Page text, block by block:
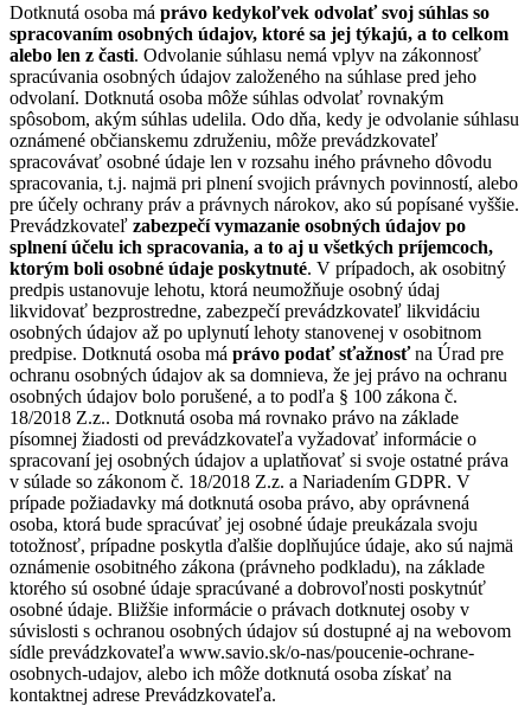
Dotknutá osoba má právo kedykoľvek odvolať svoj súhlas so
spracovaním osobných údajov, ktoré sa jej týkajú, a to celkom
alebo len z časti. Odvolanie súhlasu nemá vplyv na zákonnosť
spracúvania osobných údajov založeného na súhlase pred jeho
odvolaní. Dotknutá osoba môže súhlas odvolať rovnakým
spôsobom, akým súhlas udelila. Odo dňa, kedy je odvolanie súhlasu
oznámené občianskemu združeniu, môže prevádzkovateľ
spracovávať osobné údaje len v rozsahu iného právneho dôvodu
spracovania, t.j. najmä pri plnení svojich právnych povinností, alebo
pre účely ochrany práv a právnych nárokov, ako sú popísané vyššie.
Prevádzkovateľ zabezpečí vymazanie osobných údajov po
splnení účelu ich spracovania, a to aj u všetkých príjemcoch,
ktorým boli osobné údaje poskytnuté. V prípadoch, ak osobitný
predpis ustanovuje lehotu, ktorá neumožňuje osobný údaj
likvidovať bezprostredne, zabezpečí prevádzkovateľ likvidáciu
osobných údajov až po uplynutí lehoty stanovenej v osobitnom
predpise. Dotknutá osoba má právo podať sťažnosťna Úrad pre
ochranu osobných údajov ak sa domnieva, že jej právo na ochranu
osobných údajov bolo porušené, a to podľa § 100 zákona č.
18/2018 Z.z.. Dotknutá osoba má rovnako právo na základe
písomnej žiadosti od prevádzkovateľa vyžadovať informácie o
spracovaní jej osobných údajov a uplatňovať si svoje ostatné práva
v súlade so zákonom č. 18/2018 Z.z. a Nariadením GDPR. V
prípade požiadavky má dotknutá osoba právo, aby oprávnená
osoba, ktorá bude spracúvať jej osobné údaje preukázala svoju
totožnosť, prípadne poskytla ďalšie doplňujúce údaje, ako sú najmä
oznámenie osobitného zákona (právneho podkladu), na základe
ktorého sú osobné údaje spracúvané a dobrovoľnosti poskytnúť
osobné údaje. Bližšie informácie o právach dotknutej osoby v
súvislosti s ochranou osobných údajov sú dostupné aj na webovom
sídle prevádzkovateľa www.savio.sk/o-nas/poucenie-ochrane-
osobnych-udajov, alebo ich môže dotknutá osoba získať na
kontaktnej adrese Prevádzkovateľa.